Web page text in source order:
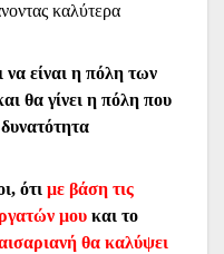
καλύτερα
είναι η πόλη των
θα γίνει η πόλη που
ότι με βάση τις
μου και το
θα καλύψει